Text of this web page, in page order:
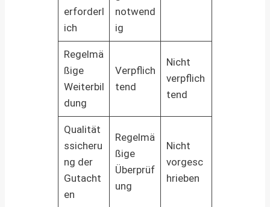
erforderl
ich
notwend
ig
Regelmä
ßige
Weiterbil
dung
Verpflich
tend
Nicht
verpflich
tend
Qualität
ssicheru
ng der
Gutacht
en
Regelmä
ßige
Überprüf
ung
Nicht
vorgesc
hrieben